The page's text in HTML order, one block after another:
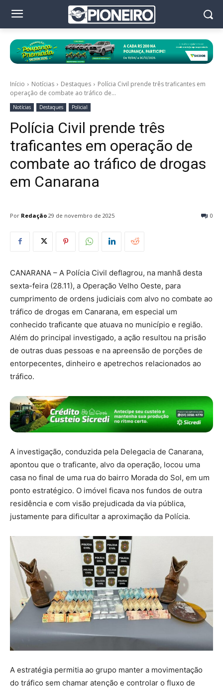
Início Notícias Destaques
Polícia Civil prende três traficantes em
operação de combate ao tráfico de...
Notícias Destaques Policial
Polícia Civil prende três
traficantes em operação de
combate ao tráfico de drogas
em Canarana
Por Redação 0
29 de novembro de 2025
CANARANA – A Polícia Civil deflagrou, na manhã desta
sexta-feira (28.11), a Operação Velho Oeste, para
cumprimento de ordens judiciais com alvo no combate ao
tráfico de drogas em Canarana, em especial um
conhecido traficante que atuava no município e região.
Além do principal investigado, a ação resultou na prisão
de outras duas pessoas e na apreensão de porções de
entorpecentes, dinheiro e apetrechos relacionados ao
tráfico.
A investigação, conduzida pela Delegacia de Canarana,
apontou que o traficante, alvo da operação, locou uma
casa no final de uma rua do bairro Morada do Sol, em um
ponto estratégico. O imóvel ficava nos fundos de outra
residência e com visão prejudicada da via pública,
justamente para dificultar a aproximação da Polícia.
A estratégia permitia ao grupo manter a movimentação
do tráfico sem chamar atenção e controlar o fluxo de